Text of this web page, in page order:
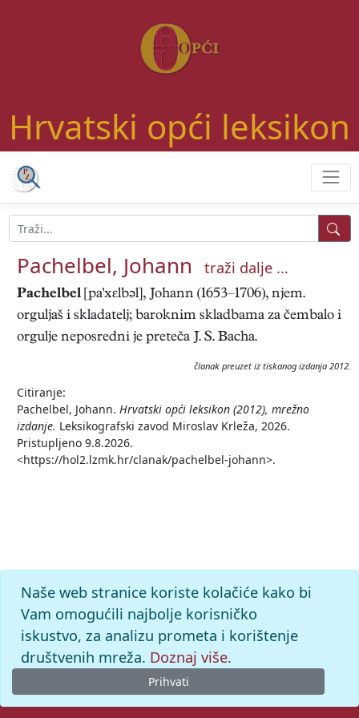
Hrvatski opći leksikon
Pachelbel, Johann traži dalje ...
Pachelbel [pa'xɛlbəl], Johann (1653–1706), njem.
orguljaš i skladatelj; baroknim skladbama za čembalo i
orgulje neposredni je preteča J. S. Bacha.
članak preuzet iz tiskanog izdanja 2012.
Citiranje:
Pachelbel, Johann. Hrvatski opći leksikon (2012), mrežno
izdanje. Leksikografski zavod Miroslav Krleža, 2026.
Pristupljeno 9.8.2026.
<https://hol2.lzmk.hr/clanak/pachelbel-johann>.
Naše web stranice koriste kolačiće kako bi
Vam omogućili najbolje korisničko
iskustvo, za analizu prometa i korištenje
društvenih mreža. Doznaj više.
Prihvati
© 2026. -Leksikografski zavodMiroslav Krleža